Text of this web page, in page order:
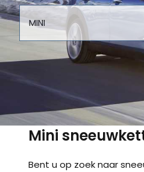
Mini
Bent u op zoek naar